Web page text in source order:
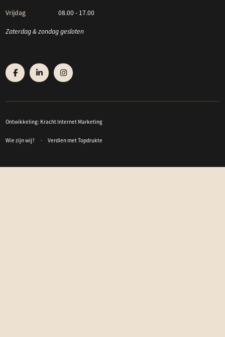
Vrijdag 08.00 - 17.00
Zaterdag & zondag gesloten
Ontwikkeling: Kracht Internet Marketing
Wie zijn wij? Verdien met Topdrukte